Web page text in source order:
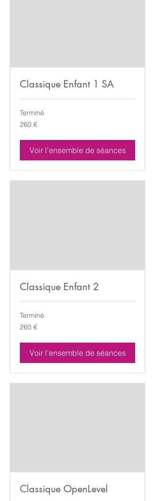
Classique Enfant 1 SA
Terminé
260
euros
260 €
Voir l'ensemble de séances
Classique Enfant 2
Terminé
260
euros
260 €
Voir l'ensemble de séances
Classique OpenLevel